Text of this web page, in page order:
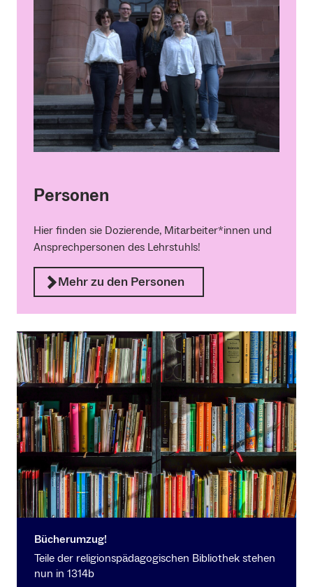
Personen
Hier finden sie Dozierende, Mitarbeiter*innen und
Ansprechpersonen des Lehrstuhls!
Mehr zu den Personen
Bücherumzug!
Teile der religionspädagogischen Bibliothek stehen
nun in 1314b